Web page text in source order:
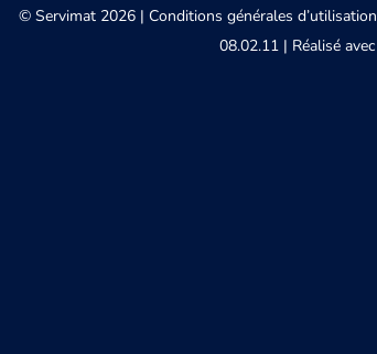
© Servimat 2026 |Conditions générales d’utilisation
08.02.11 | Réalisé avec